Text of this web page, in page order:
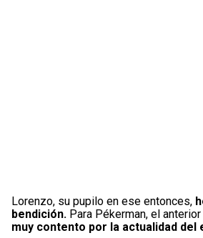
Lorenzo, su pupilo en ese entonces,
bendición. Para Pékerman, el
muy contento por la actualidad